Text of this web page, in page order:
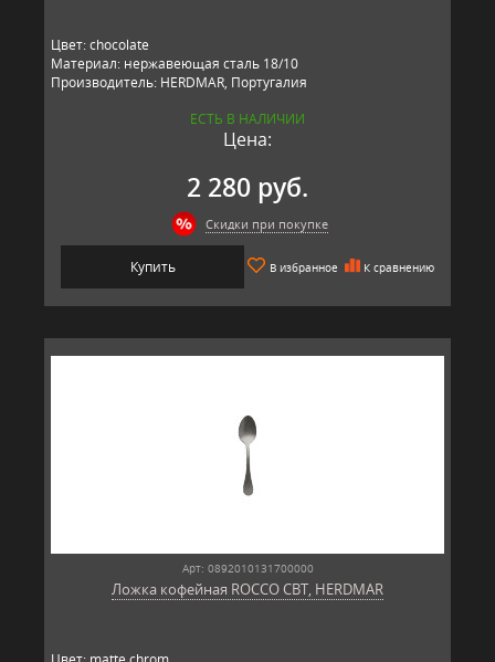
Цвет: chocolate
Материал: нержавеющая сталь 18/10
Производитель: HERDMAR, Португалия
ЕСТЬ В НАЛИЧИИ
Цена:
2 280 руб.
Скидки при покупке
Купить В избранное К сравнению
Арт: 0892010131700000
Ложка кофейная ROCCO CBT, HERDMAR